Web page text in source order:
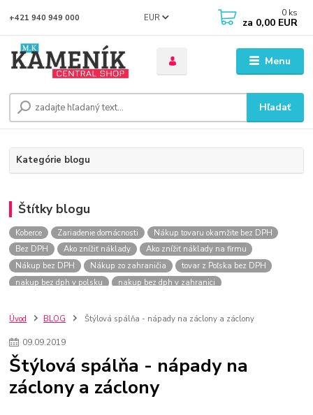
Menu
EUR
Hľadať
+421 940 949 000 0 ks
za 0,00 EUR
Kategórie blogu
Štítky blogu
Koberce Zariadenie domácnosti
Nákup tovaru okamžite bez DPH
Bez DPH
Ako znížiť náklady
Ako znížiť náklady na firmu
Nákup bez DPH
Nákup zo zahraničia
tovar z Poľska bez DPH
nakup bez dph v polsku
nakup bez dph v zahranici
nakupovanie na firmu bez dph
szco nakup bez dph
doplnky
zlaté doplnky
Drezové batérie
Umyvadlové batérie
Kuchynské batérie
Drez so zásuvko
Drezy Kuchynské drezy
Kúpeľnové koberce
Úvod BLOG Štýlová spálňa - nápady na záclony a záclony
09.09.2019
Štýlová spálňa - nápady na
záclony a záclony